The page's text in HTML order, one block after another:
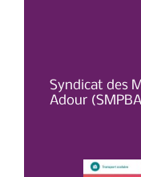
Syndicat des
Adour